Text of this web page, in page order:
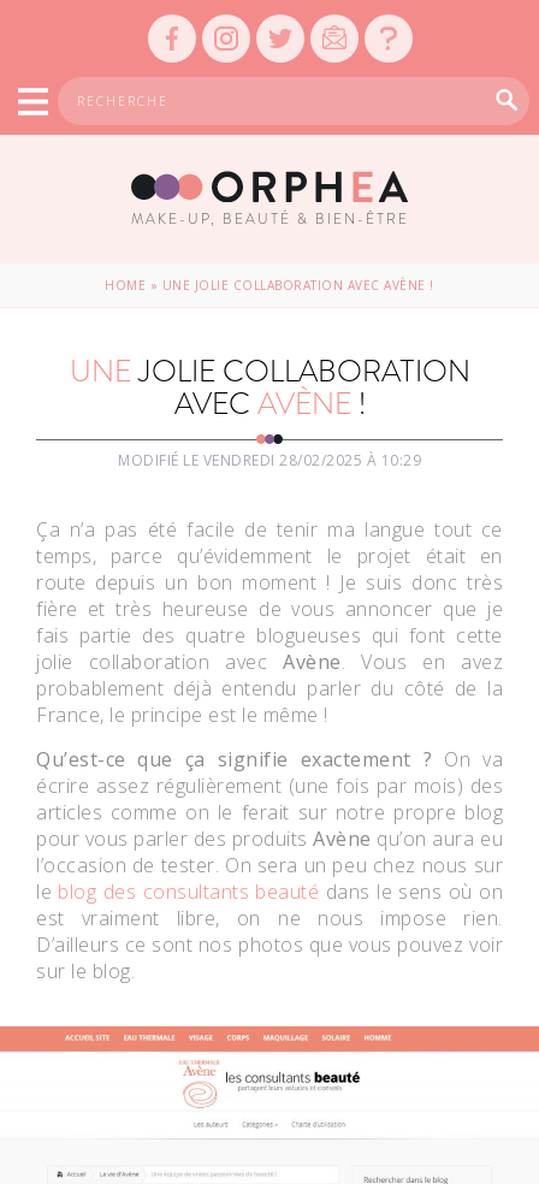
MAKE-UP, BEAUTÉ & BIEN-ÊTRE
HOME » UNE JOLIE COLLABORATION AVEC AVÈNE !
UNEJOLIE COLLABORATION
AVECAVÈNE !
MODIFIÉ LE VENDREDI 28/02/2025 À 10:29
Ça n’a pas été facile de tenir ma langue tout ce
temps, parce qu’évidemment le projet était en
route depuis un bon moment ! Je suis donc très
fière et très heureuse de vous annoncer que je
fais partie des quatre blogueuses qui font cette
jolie collaboration avec Avène. Vous en avez
probablement déjà entendu parler du côté de la
France, le principe est le même !
Qu’est-ce que ça signifie exactement ? On va
écrire assez régulièrement (une fois par mois) des
articles comme on le ferait sur notre propre blog
pour vous parler des produitsAvène qu’on aura eu
l’occasion de tester. On sera un peu chez nous sur
le blog des consultants beauté dans le sens où on
est vraiment libre, on ne nous impose rien.
D’ailleurs ce sont nos photos que vous pouvez voir
sur le blog.